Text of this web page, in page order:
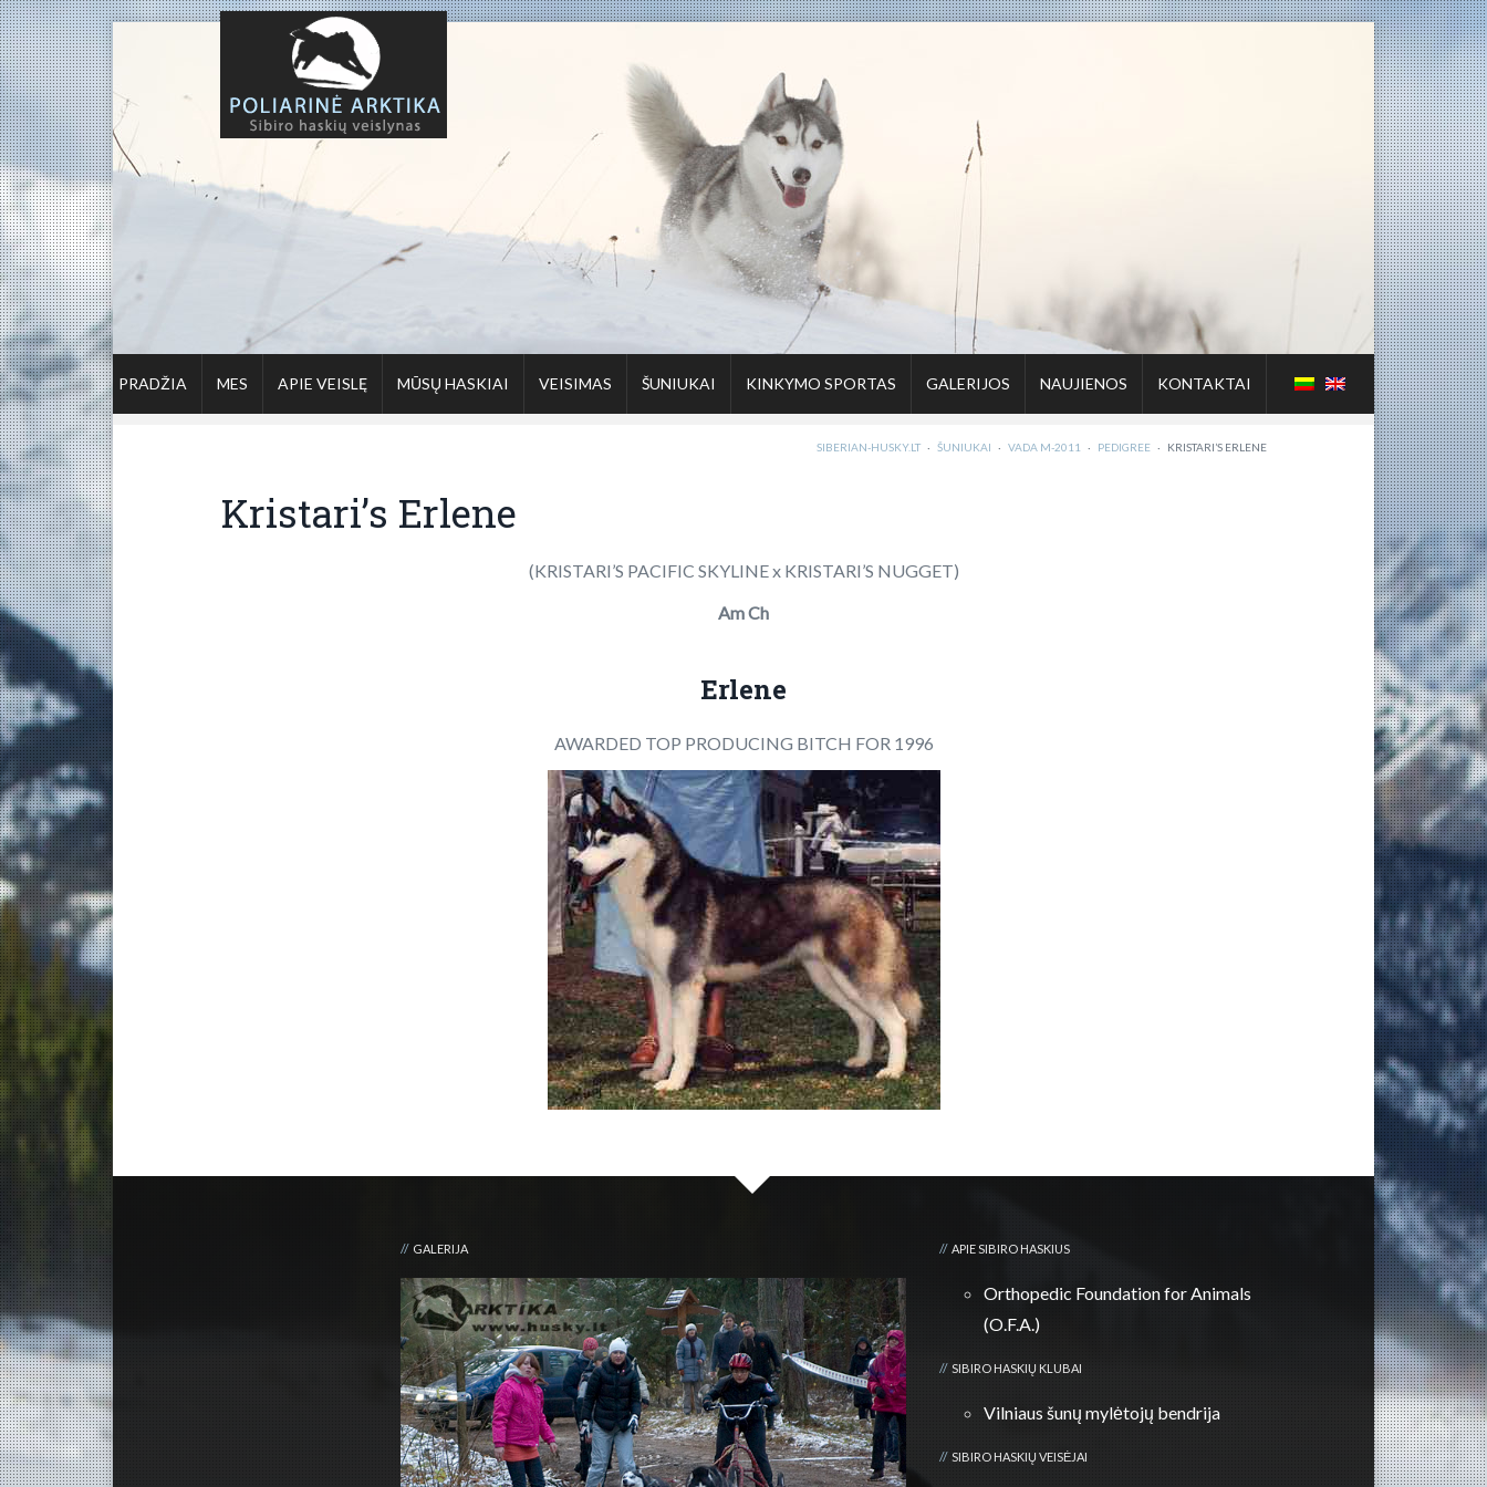
PRADŽIA MES APIE VEISLĘ MŪSŲ HASKIAI VEISIMAS ŠUNIUKAI KINKYMO SPORTAS GALERIJOS NAUJIENOS KONTAKTAI
SIBERIAN-HUSKY.LT · ŠUNIUKAI · VADA M-2011 · PEDIGREE · KRISTARI’S ERLENE
Kristari’s Erlene
(KRISTARI’S PACIFIC SKYLINE x KRISTARI’S NUGGET)
Am Ch
Erlene
AWARDED TOP PRODUCING BITCH FOR 1996
GALERIJA APIE SIBIRO HASKIUS
Orthopedic Foundation for Animals
(O.F.A.)
SIBIRO HASKIŲ KLUBAI
Vilniaus šunų mylėtojų bendrija
SIBIRO HASKIŲ VEISĖJAI